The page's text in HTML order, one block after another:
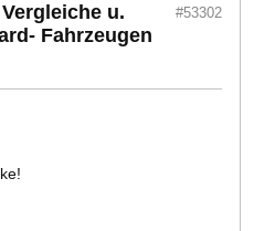
u.
Fahrzeugen
#53302